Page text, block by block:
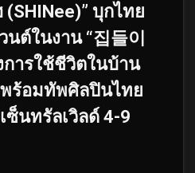
บุกไทย
ต์ในงาน “집들이
การใช้ชีวิตในบ้าน
ร้อมทัพศิลปินไทย
ซ็นทรัลเวิลด์ 4-9